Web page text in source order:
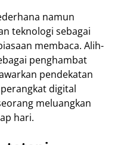
namun
teknologi sebagai
membaca. Alih-
penghambat
pendekatan
digital
meluangkan
hari.